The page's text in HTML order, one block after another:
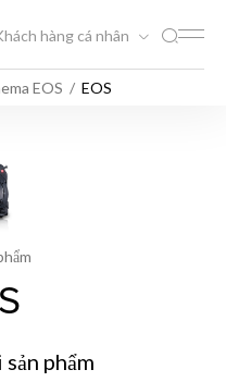
hàng cá nhân
EOS EOS
phẩm